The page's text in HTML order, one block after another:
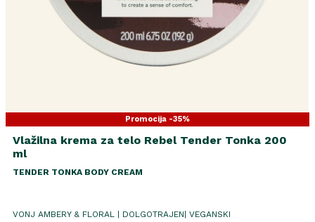
Promocija -35%
Vlažilna krema za telo Rebel Tender Tonka 200
ml
TENDER TONKA BODY CREAM
VONJ AMBERY & FLORAL | DOLGOTRAJEN| VEGANSKI